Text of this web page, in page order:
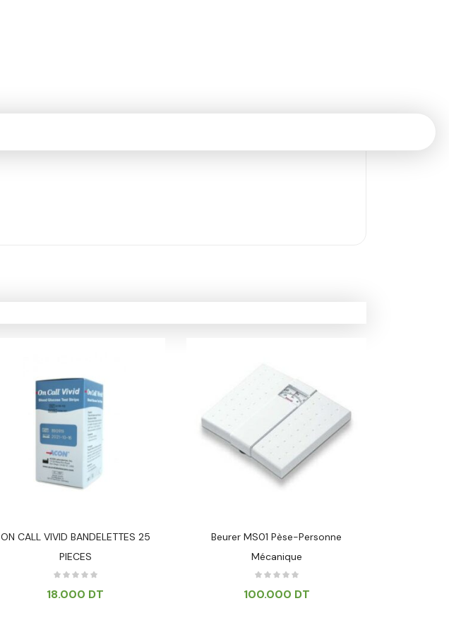
ON CALL VIVID BANDELETTES 25
PIECES
18.000 DT
Beurer MS01 Pèse-Personne
Mécanique
100.000 DT